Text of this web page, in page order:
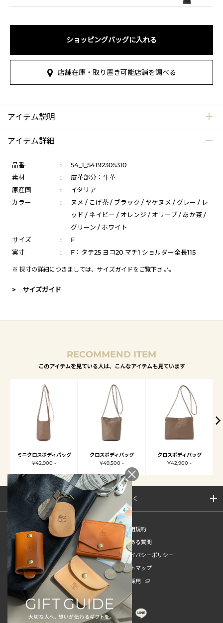
ショッピングバッグに入れる
店舗在庫・取り置き可能店舗を調べる
アイテム説明
アイテム詳細
品番 :
54_1_54192305310
素材
:
皮革部分：牛革
原産国
:
イタリア
カラー
:
ヌメ / こげ茶 / ブラック / ヤケヌメ / グレー / レ
ッド / ネイビー / オレンジ / オリーブ / あか茶 /
グリーン / ホワイト
サイズ
:
F
実寸
: F：タテ25 ヨコ20 マチ1 ショルダー全長115
※ 採寸の詳細につきましては、 サイズガイドをご覧下さい。
> サイズガイド
RECOMMEND ITEM
このアイテムを見ている人は、こんなアイテムも見ています
ミニクロスボディバッグ
¥42,900 -
クロスボディバッグ
¥49,500 -
クロスボディバッグ
¥42,900 -
サイトマップを開く
新規会員登録
ご利用規約
ご利用ガイド
よくある質問
特定商取引法
プライバシーポリシー
お問い合わせ
サイトマップ
販売スタッフ中途採用
新卒採用